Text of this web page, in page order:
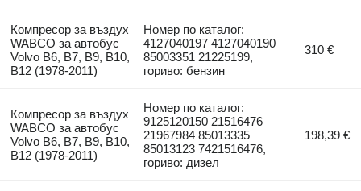
Компресор за въздух
WABCO за автобус
Volvo B6, B7, B9, B10,
B12 (1978-2011)
Номер по каталог:
4127040197 4127040190
85003351 21225199,
гориво: бензин
310 €
Компресор за въздух
WABCO за автобус
Volvo B6, B7, B9, B10,
B12 (1978-2011)
Номер по каталог:
9125120150 21516476
21967984 85013335
85013123 7421516476,
гориво: дизел
198,39 €